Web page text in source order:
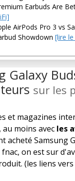
Earbuds Are
AirPods Pro 3 vs
Showdown [lire
Galaxy
sur les
et magazines
moins avec les
acheté Samsung
on est sur
(les liens